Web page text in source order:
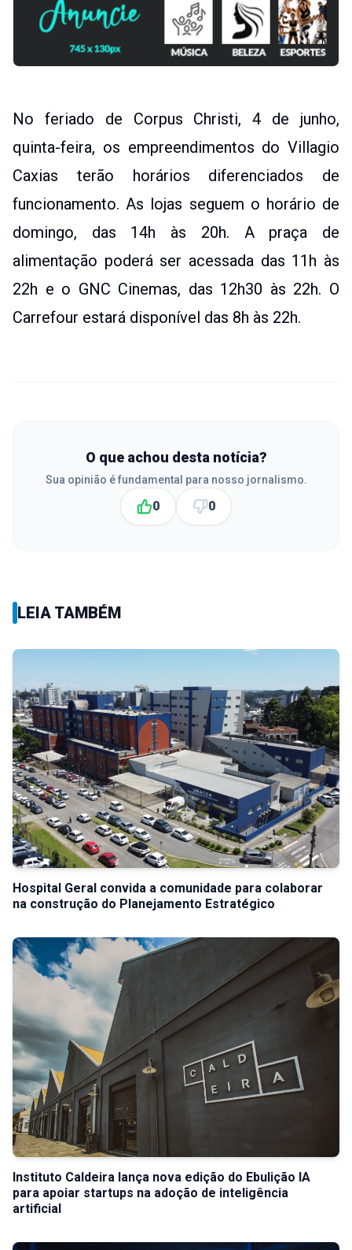
No feriado de Corpus Christi, 4 de junho,
quinta-feira, os empreendimentos do Villagio
Caxias terão horários diferenciados de
funcionamento. As lojas seguem o horário de
domingo, das 14h às 20h. A praça de
alimentação poderá ser acessada das 11h às
22h e o GNC Cinemas, das 12h30 às 22h. O
Carrefour estará disponível das 8h às 22h.
O que achou desta notícia?
Sua opinião é fundamental para nosso jornalismo.
0 0
LEIA TAMBÉM
Hospital Geral convida a comunidade para colaborar
na construção do Planejamento Estratégico
Instituto Caldeira lança nova edição do Ebulição IA
para apoiar startups na adoção de inteligência
artificial